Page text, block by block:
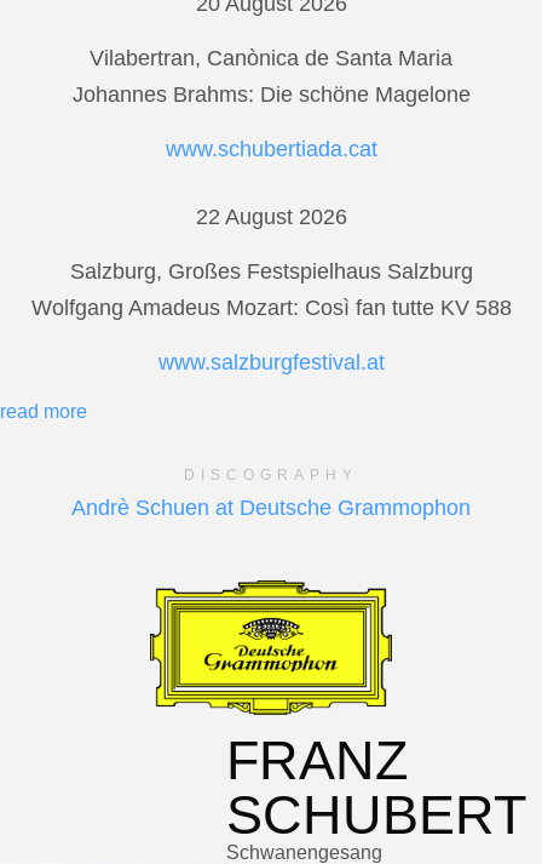
Vilabertran, Canònica de Santa Maria
Johannes Brahms: Die schöne Magelone
www.schubertiada.cat
22 August 2026
Salzburg, Großes Festspielhaus Salzburg
Wolfgang Amadeus Mozart: Così fan tutte KV 588
www.salzburgfestival.at
read more
DISCOGRAPHY
Andrè Schuen at Deutsche Grammophon
FRANZ
SCHUBERT
Schwanengesang